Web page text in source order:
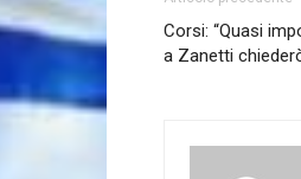
Corsi: “Quasi
a Zanetti